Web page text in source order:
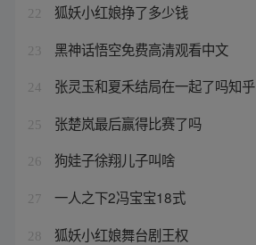
22 狐妖小红娘挣了多少钱
23 黑神话悟空免费高清观看中文
24 张灵玉和夏禾结局在一起了吗知乎
25 张楚岚最后赢得比赛了吗
26 狗娃子徐翔儿子叫啥
27 一人之下2冯宝宝18式
28 狐妖小红娘舞台剧王权